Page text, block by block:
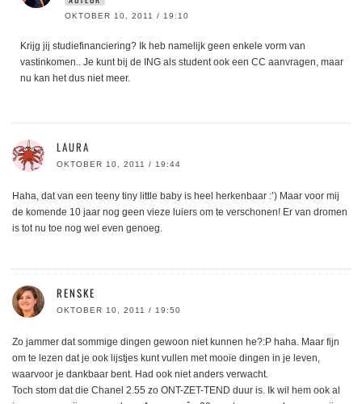
OKTOBER 10, 2011 / 19:10
Krijg jij studiefinanciering? Ik heb namelijk geen enkele vorm van
vastinkomen.. Je kunt bij de ING als student ook een CC aanvragen, maar
nu kan het dus niet meer.
LAURA
OKTOBER 10, 2011 / 19:44
Haha, dat van een teeny tiny little baby is heel herkenbaar :’) Maar voor mij
de komende 10 jaar nog geen vieze luiers om te verschonen! Er van dromen
is tot nu toe nog wel even genoeg.
RENSKE
OKTOBER 10, 2011 / 19:50
Zo jammer dat sommige dingen gewoon niet kunnen he?:P haha. Maar fijn
om te lezen dat je ook lijstjes kunt vullen met mooie dingen in je leven,
waarvoor je dankbaar bent. Had ook niet anders verwacht.
Toch stom dat die Chanel 2.55 zo ONT-ZET-TEND duur is. Ik wil hem ook al